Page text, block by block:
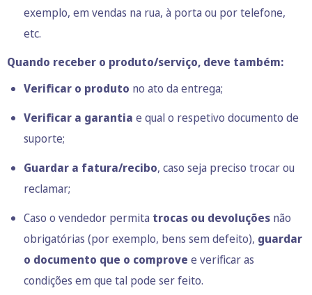
exemplo, em vendas na rua, à porta ou por telefone,
etc.
Quando receber o produto/serviço, deve também:
Verificar o produto no ato da entrega;
Verificar a garantia e qual o respetivo documento de
suporte;
Guardar a fatura/recibo, caso seja preciso trocar ou
reclamar;
Caso o vendedor permita trocas ou devoluções não
obrigatórias (por exemplo, bens sem defeito), guardar
o documento que o comprove e verificar as
condições em que tal pode ser feito.